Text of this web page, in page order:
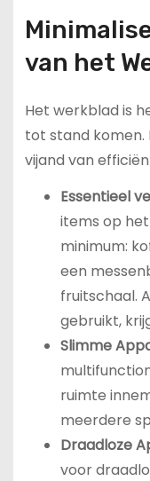
van het
Het werkblad is
tot stand komen.
vijand van
Essentieel
items op
minimum:
een
fruitschaal.
gebruikt,
Slimme
ruimte
meerdere
Draadloze
voor